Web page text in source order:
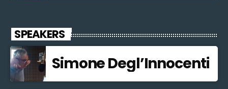
SPEAKERS
Simone Degl’Innocenti